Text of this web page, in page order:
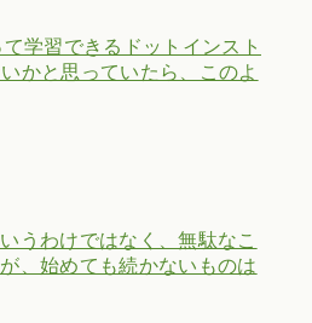
学習できるドットインスト
かと思っていたら、このよ
うわけではなく、無駄なこ
、始めても続かないものは